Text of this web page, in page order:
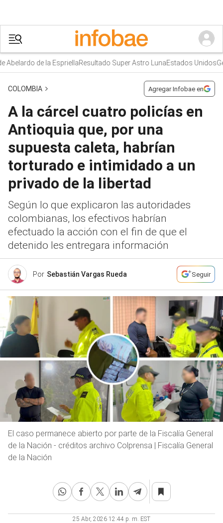
de la EspriellaResultado Super Astro Luna Estados Unidos
COLOMBIA Agregar Infobae en
A la cárcel cuatro policías en
Antioquia que, por una
supuesta caleta, habrían
torturado e intimidado a un
privado de la libertad
Según lo que explicaron las autoridades
colombianas, los efectivos habrían
efectuado la acción con el fin de que el
detenido les entregara información
Por Sebastián Vargas Rueda Seguir
El caso permanece abierto por parte de la Fiscalía General
de la Nación - créditos archivo Colprensa | Fiscalía General
de la Nación
25 Abr, 2026 12:44 p. m. EST